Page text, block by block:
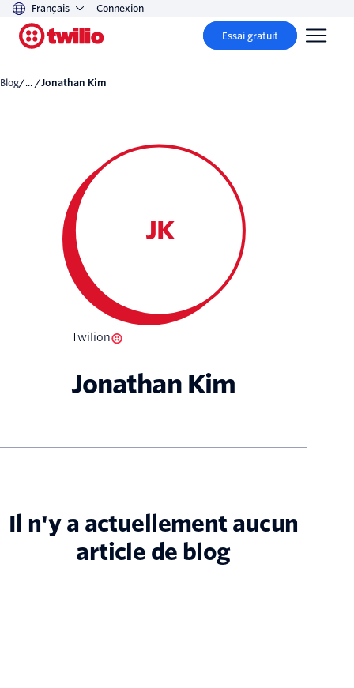
Français Connexion
Essai gratuit
Blog/... / Jonathan Kim
JK
Twilion
Jonathan Kim
Il n'y a actuellement aucun
article de blog